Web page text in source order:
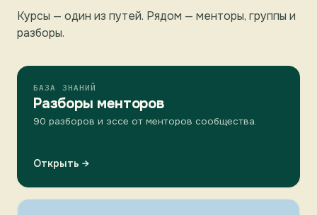
Курсы — один из путей. Рядом — менторы, группы и
разборы.
БАЗА ЗНАНИЙ
Разборы менторов
90 разборов и эссе от менторов сообщества.
Открыть →